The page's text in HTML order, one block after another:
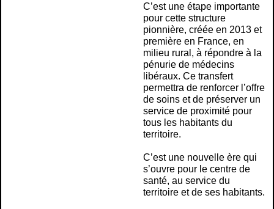
C’est une étape importante
pour cette structure
pionnière, créée en 2013 et
première en France, en
milieu rural, à répondre à la
pénurie de médecins
libéraux. Ce transfert
permettra de renforcer l’offre
de soins et de préserver un
service de proximité pour
tous les habitants du
territoire.
C’est une nouvelle ère qui
s’ouvre pour le centre de
santé, au service du
territoire et de ses habitants.